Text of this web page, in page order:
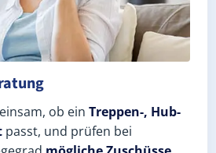
ob ein Treppen-, Hub-
passt, und prüfen bei